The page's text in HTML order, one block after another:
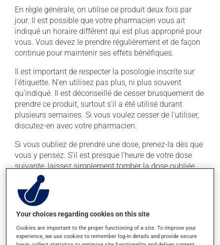
En règle générale, on utilise ce produit deux fois par
jour. Il est possible que votre pharmacien vous ait
indiqué un horaire différent qui est plus approprié pour
vous. Vous devez le prendre régulièrement et de façon
continue pour maintenir ses effets bénéfiques.
Il est important de respecter la posologie inscrite sur
l'étiquette. N'en utilisez pas plus, ni plus souvent
qu'indiqué. Il est déconseillé de cesser brusquement de
prendre ce produit, surtout s'il a été utilisé durant
plusieurs semaines. Si vous voulez cesser de l'utiliser,
discutez-en avec votre pharmacien.
Si vous oubliez de prendre une dose, prenez-la dès que
vous y pensez. S'il est presque l'heure de votre dose
suivante, laissez simplement tomber la dose oubliée.
Ne doublez pas la dose suivante pour tenter de vous
rattraper. Ce médicament peut être pris avec ou sans
nourriture, sans égard aux repas ou aux collations.
Ce médicament peut augmenter les effets de l'alcool.
Limitez la consommation d'alcool à une prise
occasionnelle.
Your choices regarding cookies on this site
Cookies are important to the proper functioning of a site. To improve your
experience, we use cookies to remember log-in details and provide secure